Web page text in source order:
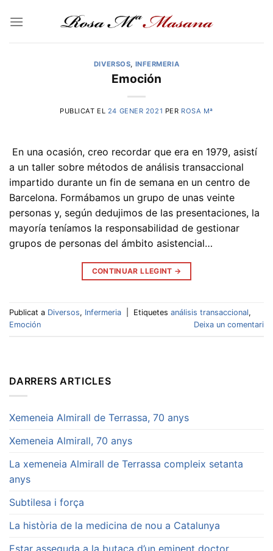
DIVERSOS, INFERMERIA
Emoción
PUBLICAT EL 24 GENER 2021 PER ROSA Mª
En una ocasión, creo recordar que era en 1979, asistí
a un taller sobre métodos de análisis transaccional
impartido durante un fin de semana en un centro de
Barcelona. Formábamos un grupo de unas veinte
personas y, según dedujimos de las presentaciones, la
mayoría teníamos la responsabilidad de gestionar
grupos de personas del ámbito asistencial…
CONTINUAR LLEGINT →
Publicat a Diversos, Infermeria Etiquetes análisis transaccional,
Emoción
Deixa un comentari
DARRERS ARTICLES
Xemeneia Almirall de Terrassa, 70 anys
Xemeneia Almirall, 70 anys
La xemeneia Almirall de Terrassa compleix setanta
anys
Subtilesa i força
La història de la medicina de nou a Catalunya